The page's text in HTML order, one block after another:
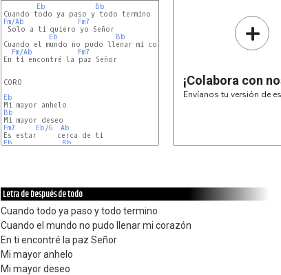
Eb
Bb
Fm/Ab
Fm7
Solo a ti quiero yo Señor
Eb
Bb
Cuando el mundo no pudo llenar mi corazón
Fm/Ab
Fm7
En ti encontré la paz Señor
CORO
Eb
Bb
Fm7
Eb/G
Ab
Eb
Bb
+
¡Colabora con
Envíanos tu versión de
Letra de Después de todo
Cuando todo ya paso y todo termino
Cuando el mundo no pudo llenar mi corazón
En ti encontré la paz Señor
Mi mayor anhelo
Mi mayor deseo